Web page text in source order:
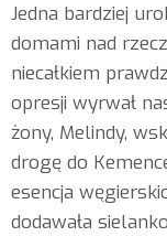
Jedna bardziej
domami nad
niecałkiem
opresji wyrwał
żony, Melindy,
drogę do
esencja
dodawała